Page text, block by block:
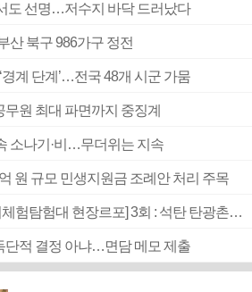
도 선명…저수지 바닥 드러났다
산 북구 986가구 정전
경계 단계’…전국 48개 시군 가뭄
무원 최대 파면까지 중징계
소나기·비…무더위는 지속
원 규모 민생지원금 조례안 처리 주목
[2026 부산청소년극지체험탐험대 현장르포] 3회 : 석탄 탄광촌에서 북극 연구의 중심지로
단적 결정 아냐…면담 메모 제출